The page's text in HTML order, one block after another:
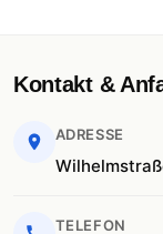
Kontakt &
ADRESSE
TELEFON